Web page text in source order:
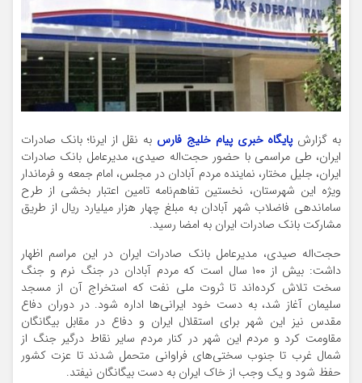
به گزارش پایگاه خبری پیام خلیج فارس به نقل از ایرنا؛ بانک صادرات
ایران، طی مراسمی با حضور حجت‌اله صیدی، مدیرعامل بانک صادرات
ایران، جلیل مختار، نماینده مردم آبادان در مجلس، امام جمعه و فرماندار
ویژه این شهرستان، نخستین تفاهم‌نامه تامین اعتبار بخشی از طرح
ساماندهی فاضلاب شهر آبادان به مبلغ چهار هزار میلیارد ریال از طریق
مشارکت بانک صادرات ایران به امضا رسید.
حجت‌اله صیدی، مدیرعامل بانک صادرات ایران در این مراسم اظهار
داشت: بیش از ١٠٠ سال است که مردم آبادان در جنگ نرم و جنگ
سخت تلاش کرده‌اند تا ثروت ملی نفت که استخراج آن از مسجد
سلیمان آغاز شد، به دست خود ایرانی‌ها اداره شود. در دوران دفاع
مقدس نیز این شهر برای استقلال ایران و دفاع در مقابل بیگانگان
مقاومت کرد و مردم این شهر در کنار مردم سایر نقاط درگیر جنگ از
شمال غرب تا جنوب سختی‌های فراوانی متحمل شدند تا عزت کشور
حفظ شود و یک وجب از خاک ایران به دست بیگانگان نیفتد.